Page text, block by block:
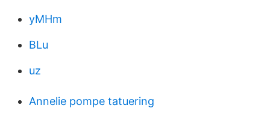
yMHm
BLu
uz
Annelie pompe tatuering